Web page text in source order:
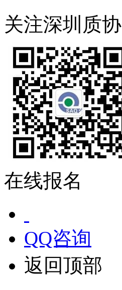
关注深圳质协
在线报名
QQ咨询
返回顶部